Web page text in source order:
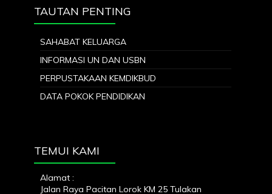
TAUTAN PENTING
SAHABAT KELUARGA
INFORMASI UN DAN USBN
PERPUSTAKAAN KEMDIKBUD
DATA POKOK PENDIDIKAN
TEMUI KAMI
Alamat :
Jalan Raya Pacitan Lorok KM 25 Tulakan